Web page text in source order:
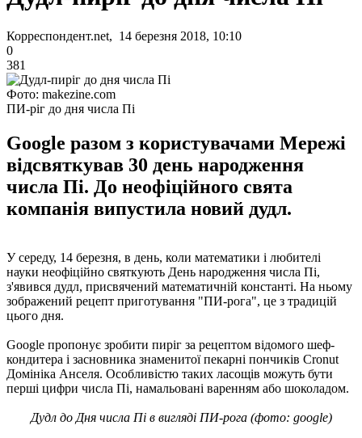
Корреспондент.net, 14 березня 2018, 10:10
0
381
Фото: makezine.com
ПИ-ріг до дня числа Пі
Google разом з користувачами Мережі
відсвяткував 30 день народження
числа Пі. До неофіційного свята
компанія випустила новий дудл.
У середу, 14 березня, в день, коли математики і любителі
науки неофіційно святкують День народження числа Пі,
з'явився дудл, присвячений математичній константі. На ньому
зображений рецепт приготування "ПИ-рога", це з традицій
цього дня.
Google пропонує зробити пиріг за рецептом відомого шеф-
кондитера і засновника знаменитої пекарні пончиків Cronut
Домініка Анселя. Особливістю таких ласощів можуть бути
перші цифри числа Пі, намальовані варенням або шоколадом.
Дудл до Дня числа Пі в вигляді ПИ-рога (фото: google)